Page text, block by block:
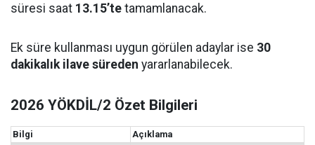
süresi saat 13.15’te tamamlanacak.
Ek süre kullanması uygun görülen adaylar ise 30
dakikalık ilave süreden yararlanabilecek.
2026 YÖKDİL/2 Özet Bilgileri
Bilgi
Açıklama